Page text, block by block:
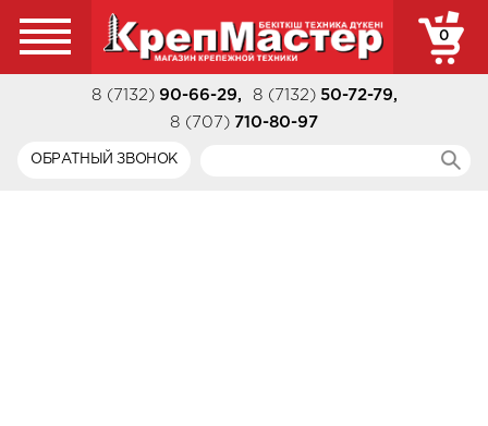
0
8 (7132) 90-66-29, 8 (7132) 50-72-79,
8 (707) 710-80-97
ОБРАТНЫЙ ЗВОНОК